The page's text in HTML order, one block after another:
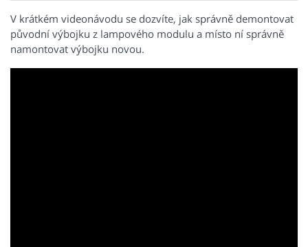
V krátkém videonávodu se dozvíte, jak správně demontovat
původní výbojku z lampového modulu a místo ní správně
namontovat výbojku novou.